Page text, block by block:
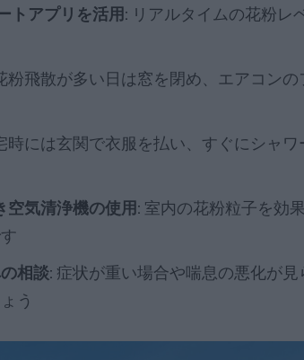
トアプリを活用: リアルタイムの花粉レ
粉飛散が多い日は窓を閉め、エアコン
時には玄関で衣服を払い、すぐにシャ
空気清浄機の使用: 室内の花粉粒子を効
相談: 症状が重い場合や喘息の悪化が
う